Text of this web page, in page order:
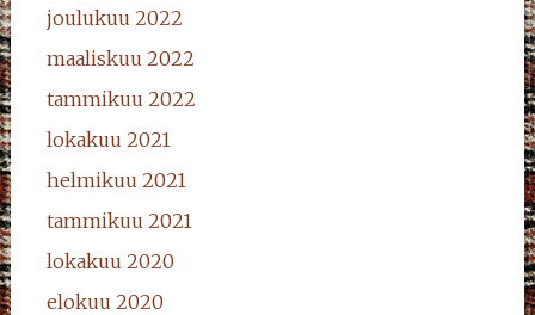
joulukuu 2022
maaliskuu 2022
tammikuu 2022
lokakuu 2021
helmikuu 2021
tammikuu 2021
lokakuu 2020
elokuu 2020